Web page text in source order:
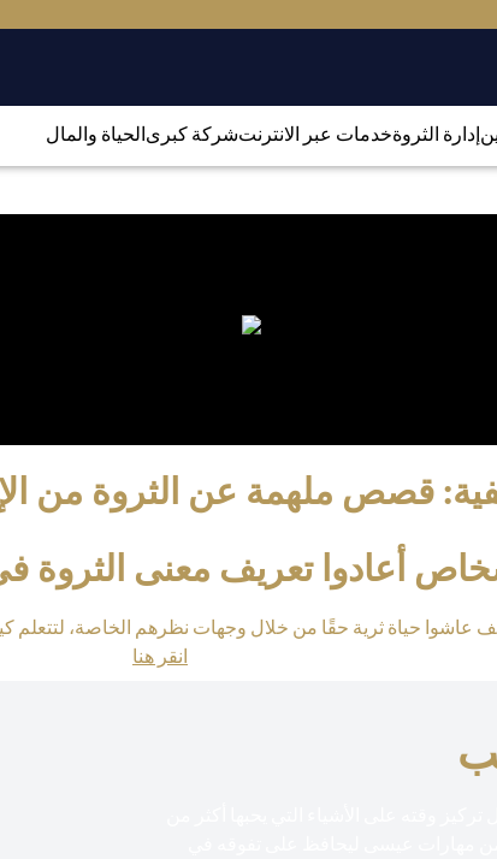
إدارة الثروةخدمات عبر الانترنتشركة كبرىالحياة والمال
قصص ملهمة عن الثروة من
أعادوا تعريف معنى الثروة في
حياة ثرية حقًا من خلال وجهات نظرهم الخاصة،
انقر هنا